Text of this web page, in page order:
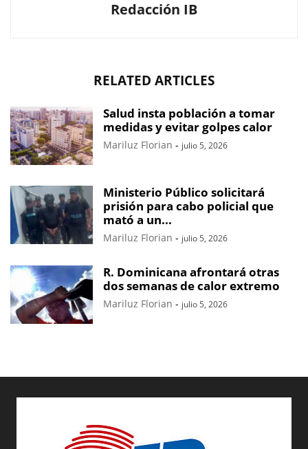
Redacción IB
RELATED ARTICLES
Salud insta población a tomar
medidas y evitar golpes calor
Mariluz Florian - julio 5, 2026
Ministerio Público solicitará
prisión para cabo policial que
mató a un...
Mariluz Florian - julio 5, 2026
R. Dominicana afrontará otras
dos semanas de calor extremo
Mariluz Florian - julio 5, 2026